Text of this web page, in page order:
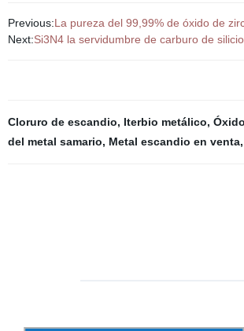
Previous:La pureza del 99,99% de óxido de
Next:Si3N4 la servidumbre de carburo de
Cloruro de escandio, Iterbio metálico,
del metal samario, Metal escandio en venta,